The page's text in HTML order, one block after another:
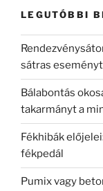
LEGUTÓBBI
sátras
Bálabontás
takarmányt a
Fékhibák
fékpedál
Pumix vagy